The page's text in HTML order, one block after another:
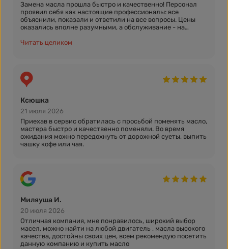
Замена масла прошла быстро и качественно! Персонал
проявил себя как настоящие профессионалы: все
объяснили, показали и ответили на все вопросы. Цены
оказались вполне разумными, а обслуживание - на
рекомендую этот сервис всем!
Читать целиком
Ксюшка
21 июля 2026
Приехав в сервис обратилась с просьбой поменять масло,
мастера быстро и качественно поменяли. Во время
ожидания можно передохнуть от дорожной суеты, выпить
чашку кофе или чая.
Миляуша И.
20 июля 2026
Отличная компания, мне понравилось, широкий выбор
масел, можно найти на любой двигатель , масла высокого
качества, достойны своих цен, всем рекомендую посетить
данную компанию и купить масло